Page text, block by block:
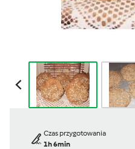
Czas przygotowania
1h 6min